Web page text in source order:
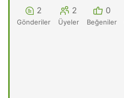
2
Gönderiler
2
Üyeler
0
Beğeniler